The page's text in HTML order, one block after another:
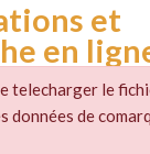
et
en
telecharger le
données de